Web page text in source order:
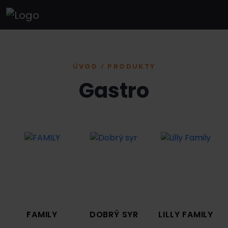
ÚVOD / PRODUKTY
Gastro
FAMILY DOBRÝ SYR LILLY FAMILY